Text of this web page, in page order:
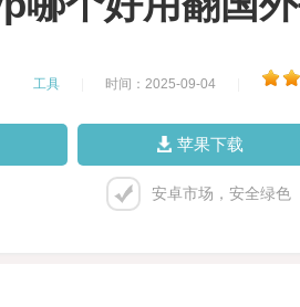
工具 时间：2025-09-04
苹果下载
安卓市场，安全绿色